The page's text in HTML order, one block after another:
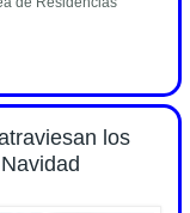
Artículo en Madrid
los